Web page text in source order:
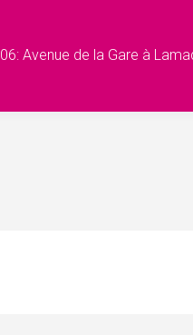
Avenue de la Gare à